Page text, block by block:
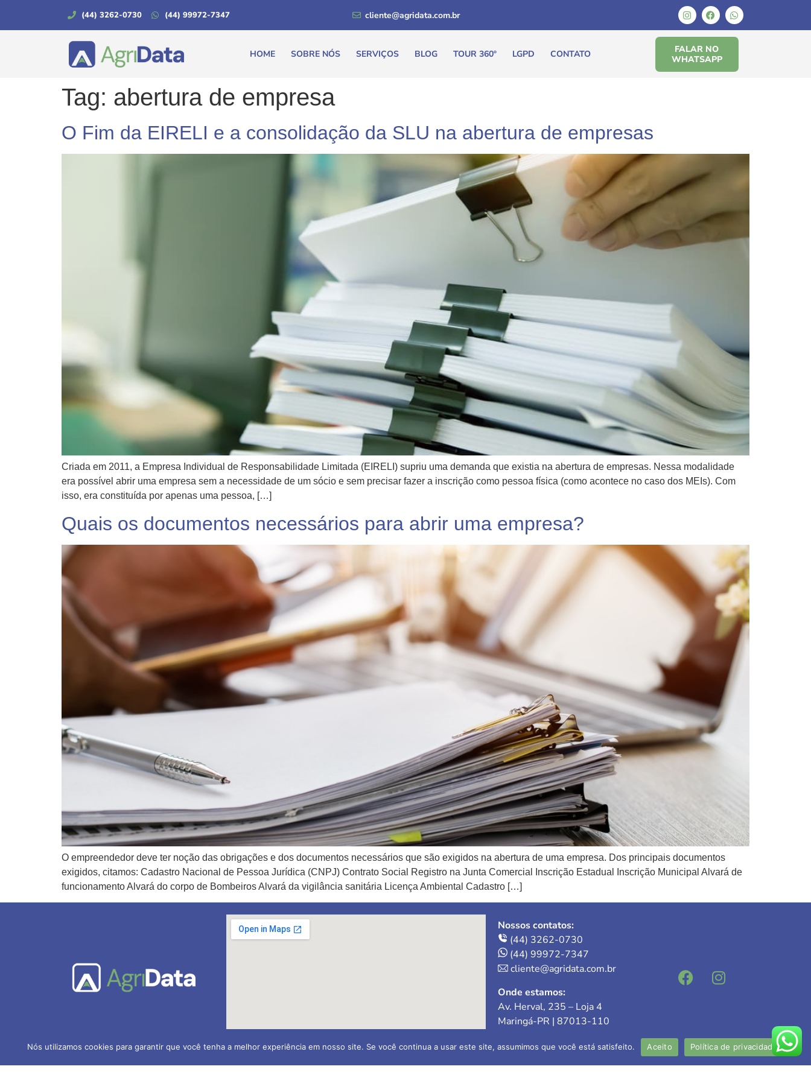
(44) 3262-0730 (44) 99972-7347 cliente@agridata.com.br
HOME SOBRE NÓS SERVIÇOS BLOG TOUR 360º LGPD CONTATO
FALAR NO
WHATSAPP
Tag: abertura de empresa
O Fim da EIRELI e a consolidação da SLU na abertura de empresas
Criada em 2011, a Empresa Individual de Responsabilidade Limitada (EIRELI) supriu uma demanda que existia na abertura de empresas. Nessa modalidade
era possível abrir uma empresa sem a necessidade de um sócio e sem precisar fazer a inscrição como pessoa física (como acontece no caso dos MEIs). Com
isso, era constituída por apenas uma pessoa, […]
Quais os documentos necessários para abrir uma empresa?
O empreendedor deve ter noção das obrigações e dos documentos necessários que são exigidos na abertura de uma empresa. Dos principais documentos
exigidos, citamos: Cadastro Nacional de Pessoa Jurídica (CNPJ) Contrato Social Registro na Junta Comercial Inscrição Estadual Inscrição Municipal Alvará de
funcionamento Alvará do corpo de Bombeiros Alvará da vigilância sanitária Licença Ambiental Cadastro […]
Nossos contatos:
(44) 3262-0730
(44) 99972-7347
cliente@agridata.com.br
Onde estamos:
Av. Herval, 235 – Loja 4
Maringá-PR | 87013-110
AGRIDATA Contabilidade Rural Ltda
Contador responsável: Valdecir Mokwa
Nós utilizamos cookies para garantir que você tenha a melhor experiência em nosso site. Se você continua a usar este site, assumimos que você está satisfeito. Aceito Política de privacidade